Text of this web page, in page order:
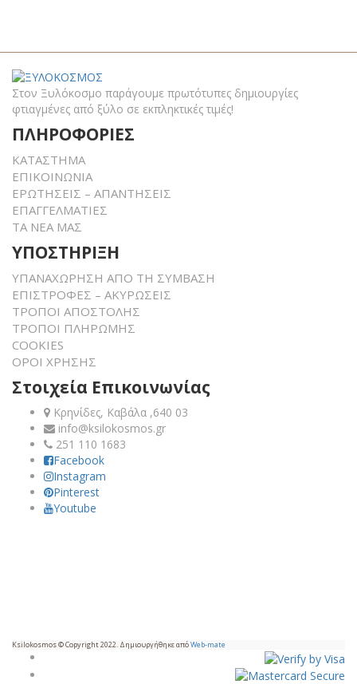
Στον Ξυλόκοσμο παράγουμε πρωτότυπες δημιουργίες
φτιαγμένες από ξύλο σε εκπληκτικές τιμές!
ΠΛΗΡΟΦΟΡΙΕΣ
ΚΑΤΑΣΤΗΜΑ
ΕΠΙΚΟΙΝΩΝΙΑ
ΕΡΩΤΗΣΕΙΣ – ΑΠΑΝΤΗΣΕΙΣ
ΕΠΑΓΓΕΛΜΑΤΙΕΣ
ΤΑ ΝΕΑ ΜΑΣ
ΥΠΟΣΤΗΡΙΞΗ
ΥΠΑΝΑΧΩΡΗΣΗ ΑΠΟ ΤΗ ΣΥΜΒΑΣΗ
ΕΠΙΣΤΡΟΦΕΣ – ΑΚΥΡΩΣΕΙΣ
ΤΡΟΠΟΙ ΑΠΟΣΤΟΛΗΣ
ΤΡΟΠΟΙ ΠΛΗΡΩΜΗΣ
COOKIES
ΟΡΟΙ ΧΡΗΣΗΣ
Στοιχεία Επικοινωνίας
Κρηνίδες, Καβάλα ,640 03
info@ksilokosmos.gr
251 110 1683
Facebook
Instagram
Pinterest
Youtube
Ksilokosmos © Copyright 2022. Δημιουργήθηκε απόWeb-mate